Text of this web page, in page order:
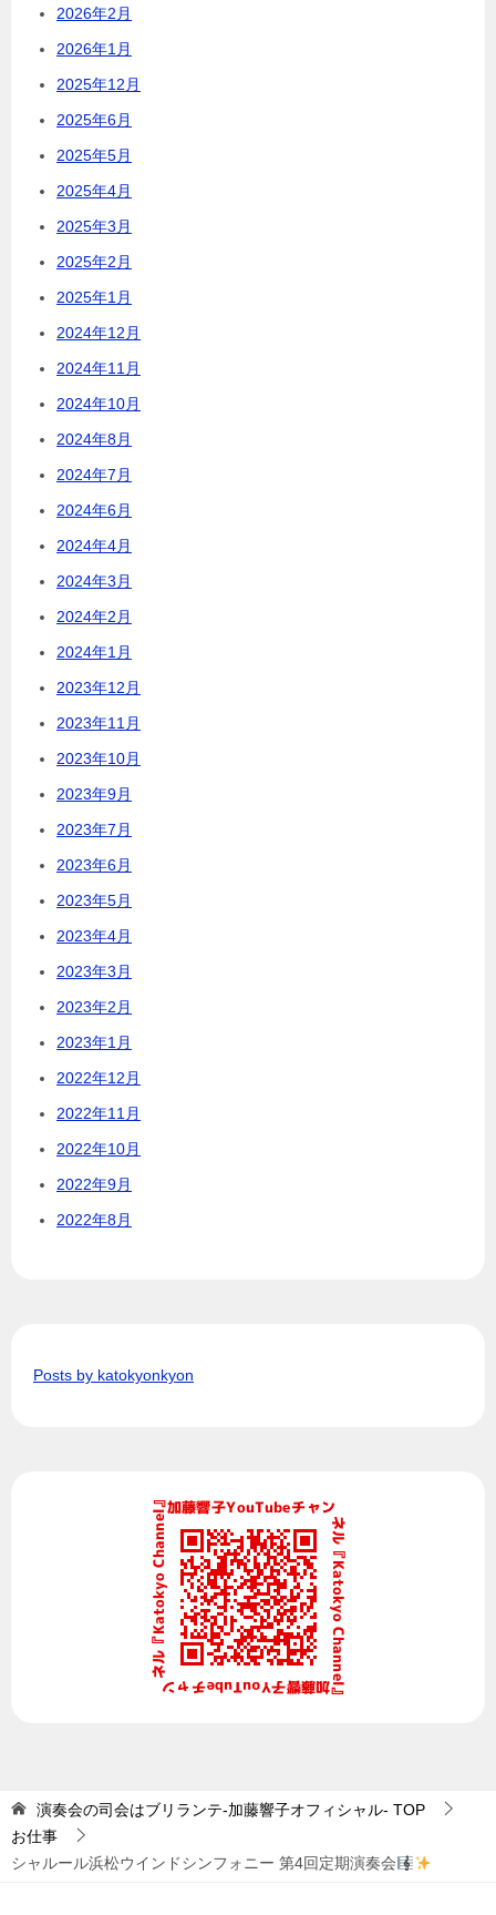
2026年2月
2026年1月
2025年12月
2025年6月
2025年5月
2025年4月
2025年3月
2025年2月
2025年1月
2024年12月
2024年11月
2024年10月
2024年8月
2024年7月
2024年6月
2024年4月
2024年3月
2024年2月
2024年1月
2023年12月
2023年11月
2023年10月
2023年9月
2023年7月
2023年6月
2023年5月
2023年4月
2023年3月
2023年2月
2023年1月
2022年12月
2022年11月
2022年10月
2022年9月
2022年8月
Posts by katokyonkyon
演奏会の司会はブリランテ-加藤響子オフィシャル- TOP
お仕事
シャルール浜松ウインドシンフォニー 第4回定期演奏会